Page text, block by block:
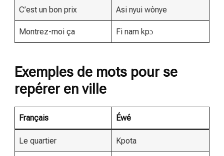
C’est un bon prix Asi nyui wònye
Montrez-moi ça Fi nam kpɔ
Exemples de mots pour se
repérer en ville
Français Éwé
Le quartier Kpota